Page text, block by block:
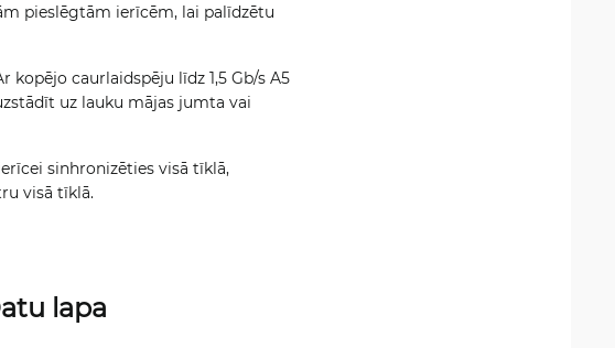
pieslēgtām ierīcēm, lai palīdzētu
caurlaidspēju līdz 1,5 Gb/s A5
uz lauku mājas jumta vai
sinhronizēties visā tīklā,
visā tīklā.
lapa